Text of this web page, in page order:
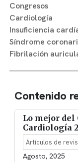
Congresos
Cardiología
Insuficiencia
Síndrome
Fibrilación
Contenido
Lo mejor del
Cardiología
Artículos de
Agosto, 2025